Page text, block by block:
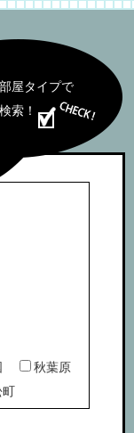
秋葉原
屋タイプで
索！